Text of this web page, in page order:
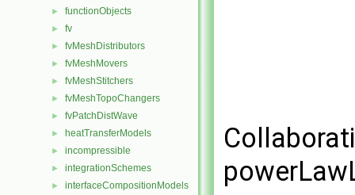
► functionObjects
► fv
► fvMeshDistributors
► fvMeshMovers
► fvMeshStitchers
► fvMeshTopoChangers
► fvPatchDistWave
► heatTransferModels
► incompressible
► integrationSchemes
► interfaceCompositionModels